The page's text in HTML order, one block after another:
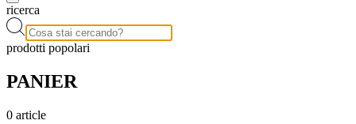
ricerca
prodotti popolari
PANIER
0 article